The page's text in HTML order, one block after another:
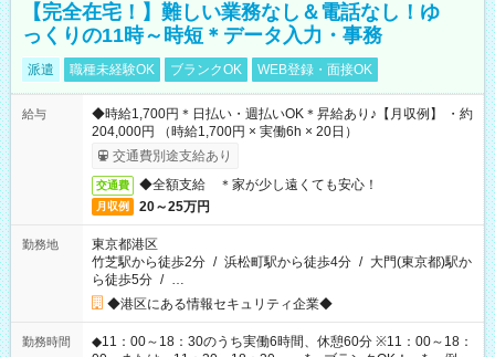
【完全在宅！】難しい業務なし＆電話なし！ゆ
っくりの11時～時短＊データ入力・事務
派遣 職種未経験OK ブランクOK WEB登録・面接OK
給与
◆時給1,700円＊日払い・週払いOK＊昇給あり♪【月収例】 ・約
204,000円 （時給1,700円 × 実働6h × 20日）
交通費別途支給あり
交通費 ◆全額支給 ＊家が少し遠くても安心！
月収例 20～25万円
勤務地
東京都港区
竹芝駅から徒歩2分 / 浜松町駅から徒歩4分 / 大門(東京都)駅か
ら徒歩5分 / …
◆港区にある情報セキュリティ企業◆
勤務時間
◆11：00～18：30のうち実働6時間、休憩60分 ※11：00～18：